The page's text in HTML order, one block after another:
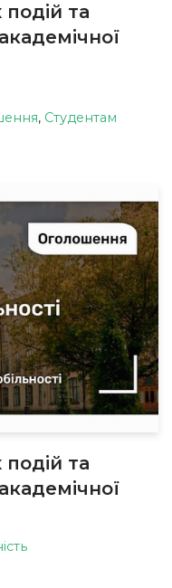
та
, Студентам
та